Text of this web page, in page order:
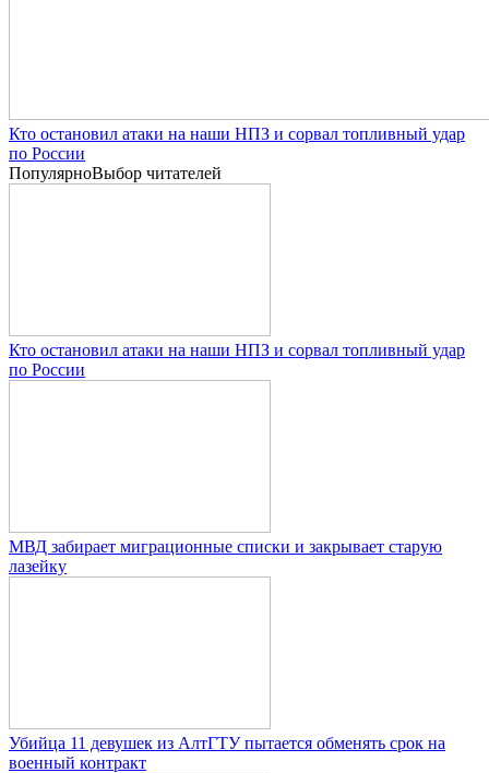
Кто остановил атаки на наши НПЗ и сорвал топливный удар
по России
ПопулярноВыбор читателей
Кто остановил атаки на наши НПЗ и сорвал топливный удар
по России
МВД забирает миграционные списки и закрывает старую
лазейку
Убийца 11 девушек из АлтГТУ пытается обменять срок на
военный контракт